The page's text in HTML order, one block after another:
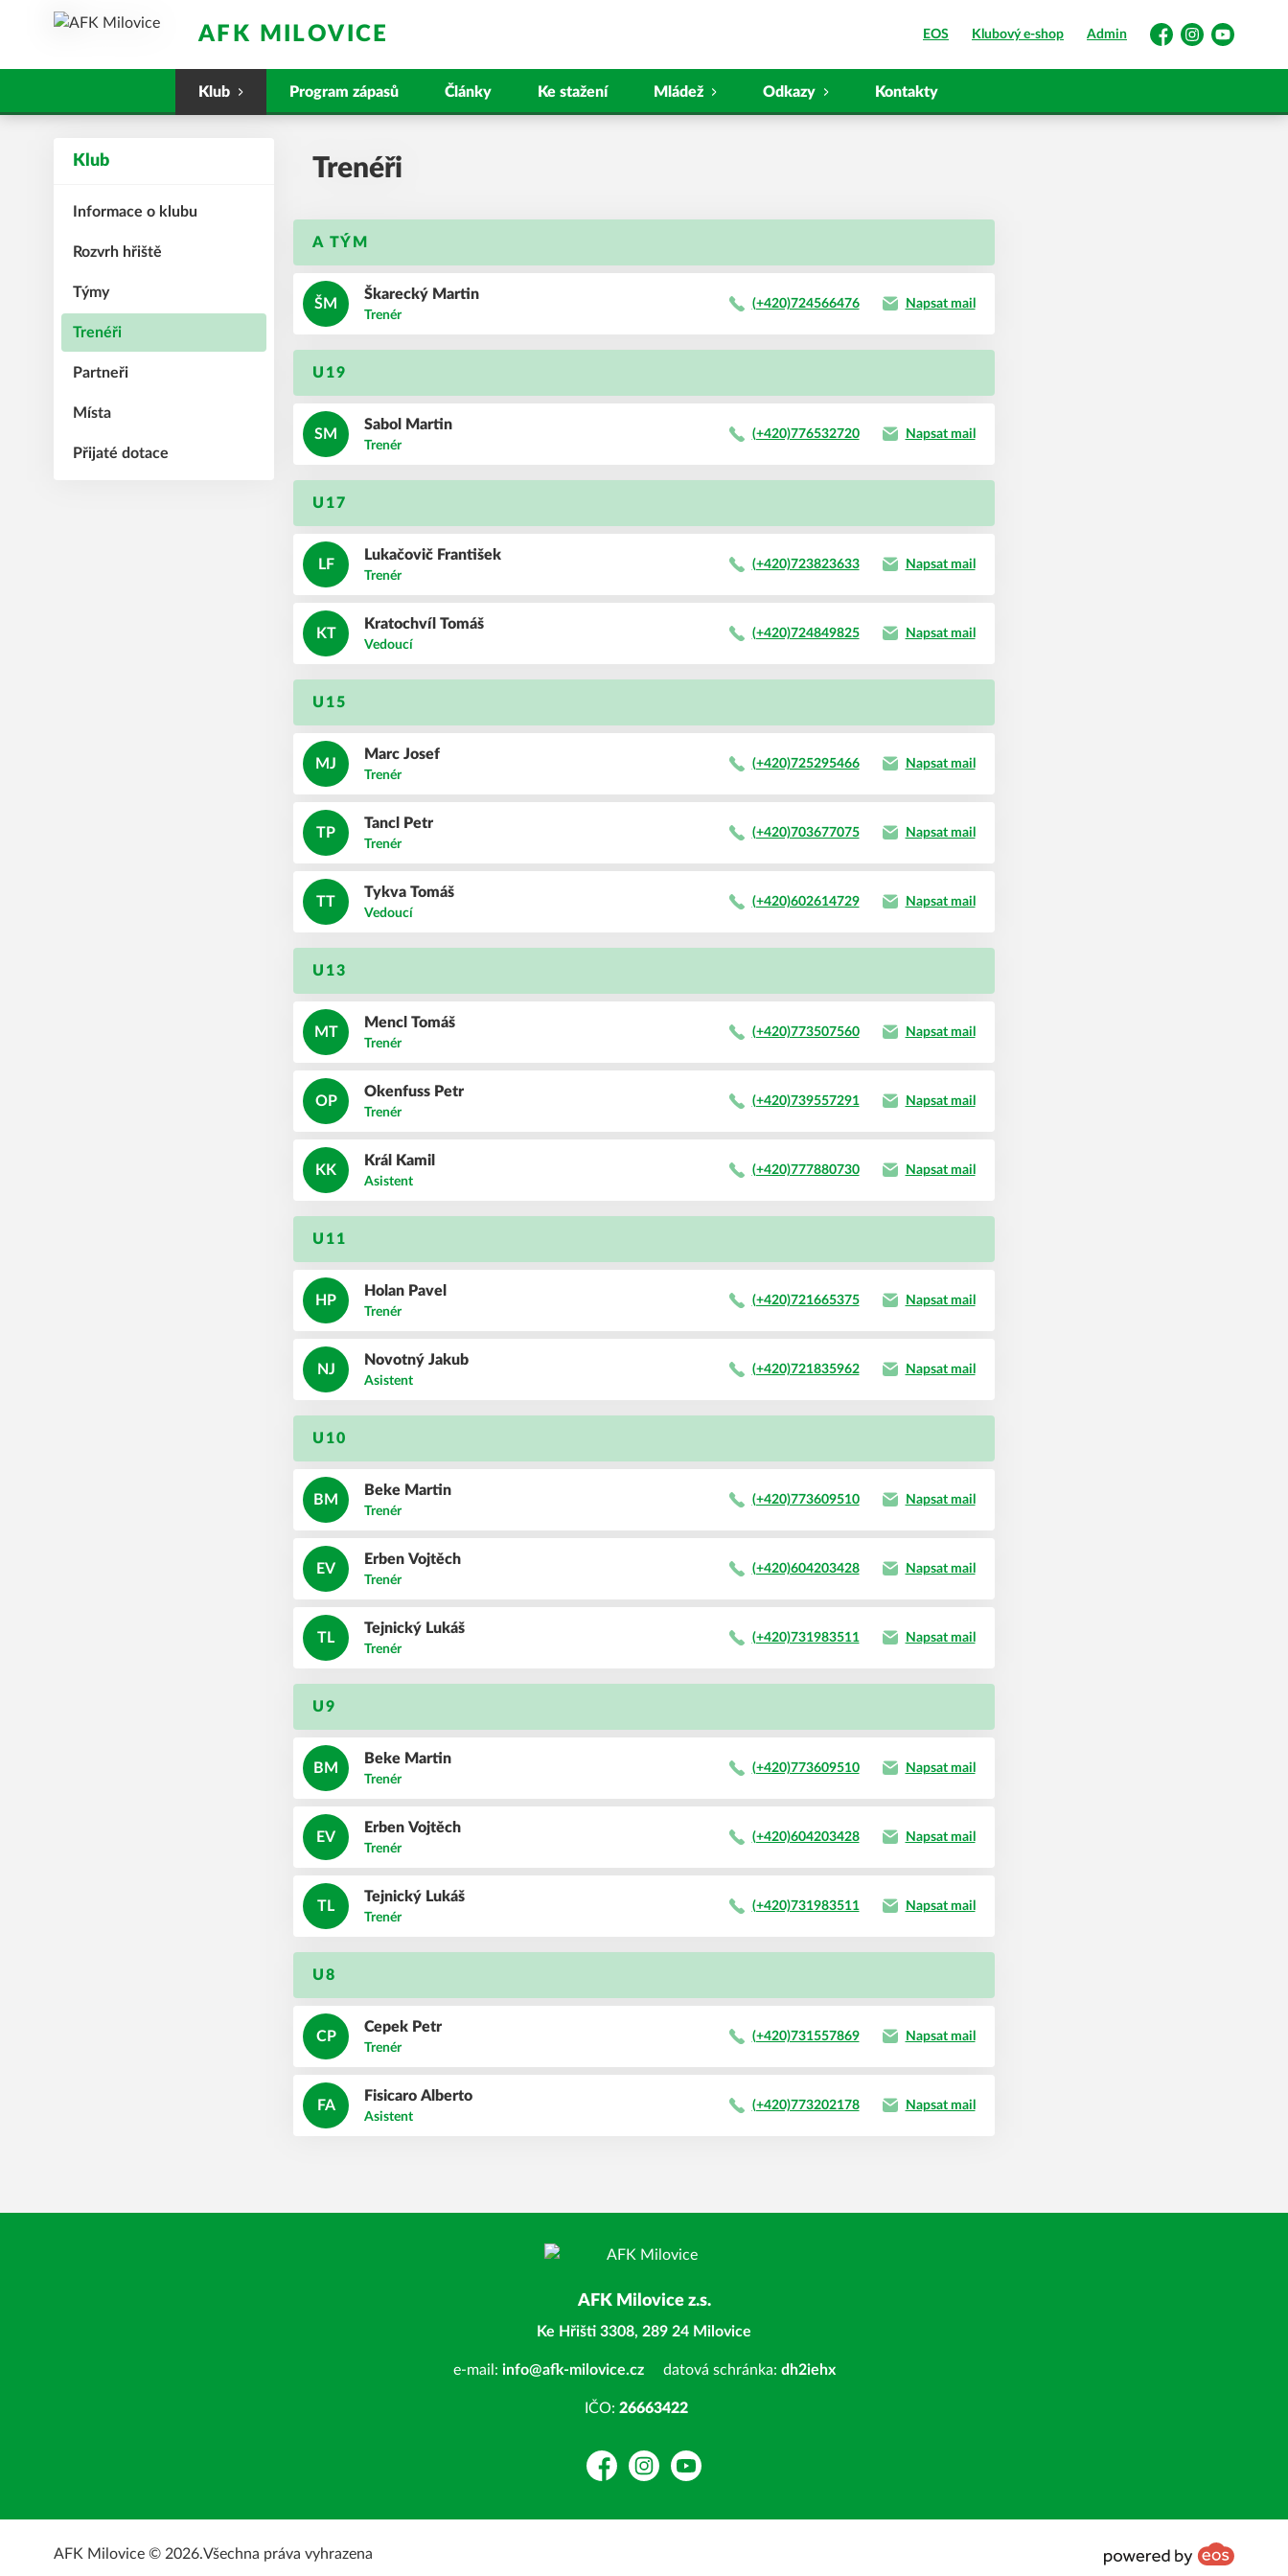
AFK MILOVICE EOS Klubový e-shop Admin
FacebookInstagramYouTube
Klub Program zápasů Články Ke stažení Mládež Odkazy Kontakty
Klub
Informace o klubu
Rozvrh hřiště
Týmy
Trenéři
Partneři
Místa
Přijaté dotace
Trenéři
A TÝM
ŠM
Martin
Škarecký
Trenér
(+420)724566476 Napsat mail
U19
SM
Martin
Sabol
Trenér
(+420)776532720 Napsat mail
U17
LF
František
Lukačovič
Trenér
(+420)723823633 Napsat mail
KT
Tomáš
Kratochvíl
Vedoucí
(+420)724849825 Napsat mail
U15
MJ
Josef
Marc
Trenér
(+420)725295466 Napsat mail
TP
Petr
Tancl
Trenér
(+420)703677075 Napsat mail
TT
Tomáš
Tykva
Vedoucí
(+420)602614729 Napsat mail
U13
MT
Tomáš
Mencl
Trenér
(+420)773507560 Napsat mail
OP
Petr
Okenfuss
Trenér
(+420)739557291 Napsat mail
KK
Kamil
Král
Asistent
(+420)777880730 Napsat mail
U11
HP
Pavel
Holan
Trenér
(+420)721665375 Napsat mail
NJ
Jakub
Novotný
Asistent
(+420)721835962 Napsat mail
U10
BM
Martin
Beke
Trenér
(+420)773609510 Napsat mail
EV
Vojtěch
Erben
Trenér
(+420)604203428 Napsat mail
TL
Lukáš
Tejnický
Trenér
(+420)731983511 Napsat mail
U9
BM
Martin
Beke
Trenér
(+420)773609510 Napsat mail
EV
Vojtěch
Erben
Trenér
(+420)604203428 Napsat mail
TL
Lukáš
Tejnický
Trenér
(+420)731983511 Napsat mail
U8
CP
Petr
Cepek
Trenér
(+420)731557869 Napsat mail
FA
Alberto
Fisicaro
Asistent
(+420)773202178 Napsat mail
AFK Milovice z.s.
Ke Hřišti 3308, 289 24 Milovice
e-mail: info@afk-milovice.czdatová schránka: dh2iehx
IČO: 26663422
FacebookInstagramYouTube
AFK Milovice © 2026.Všechna práva vyhrazena